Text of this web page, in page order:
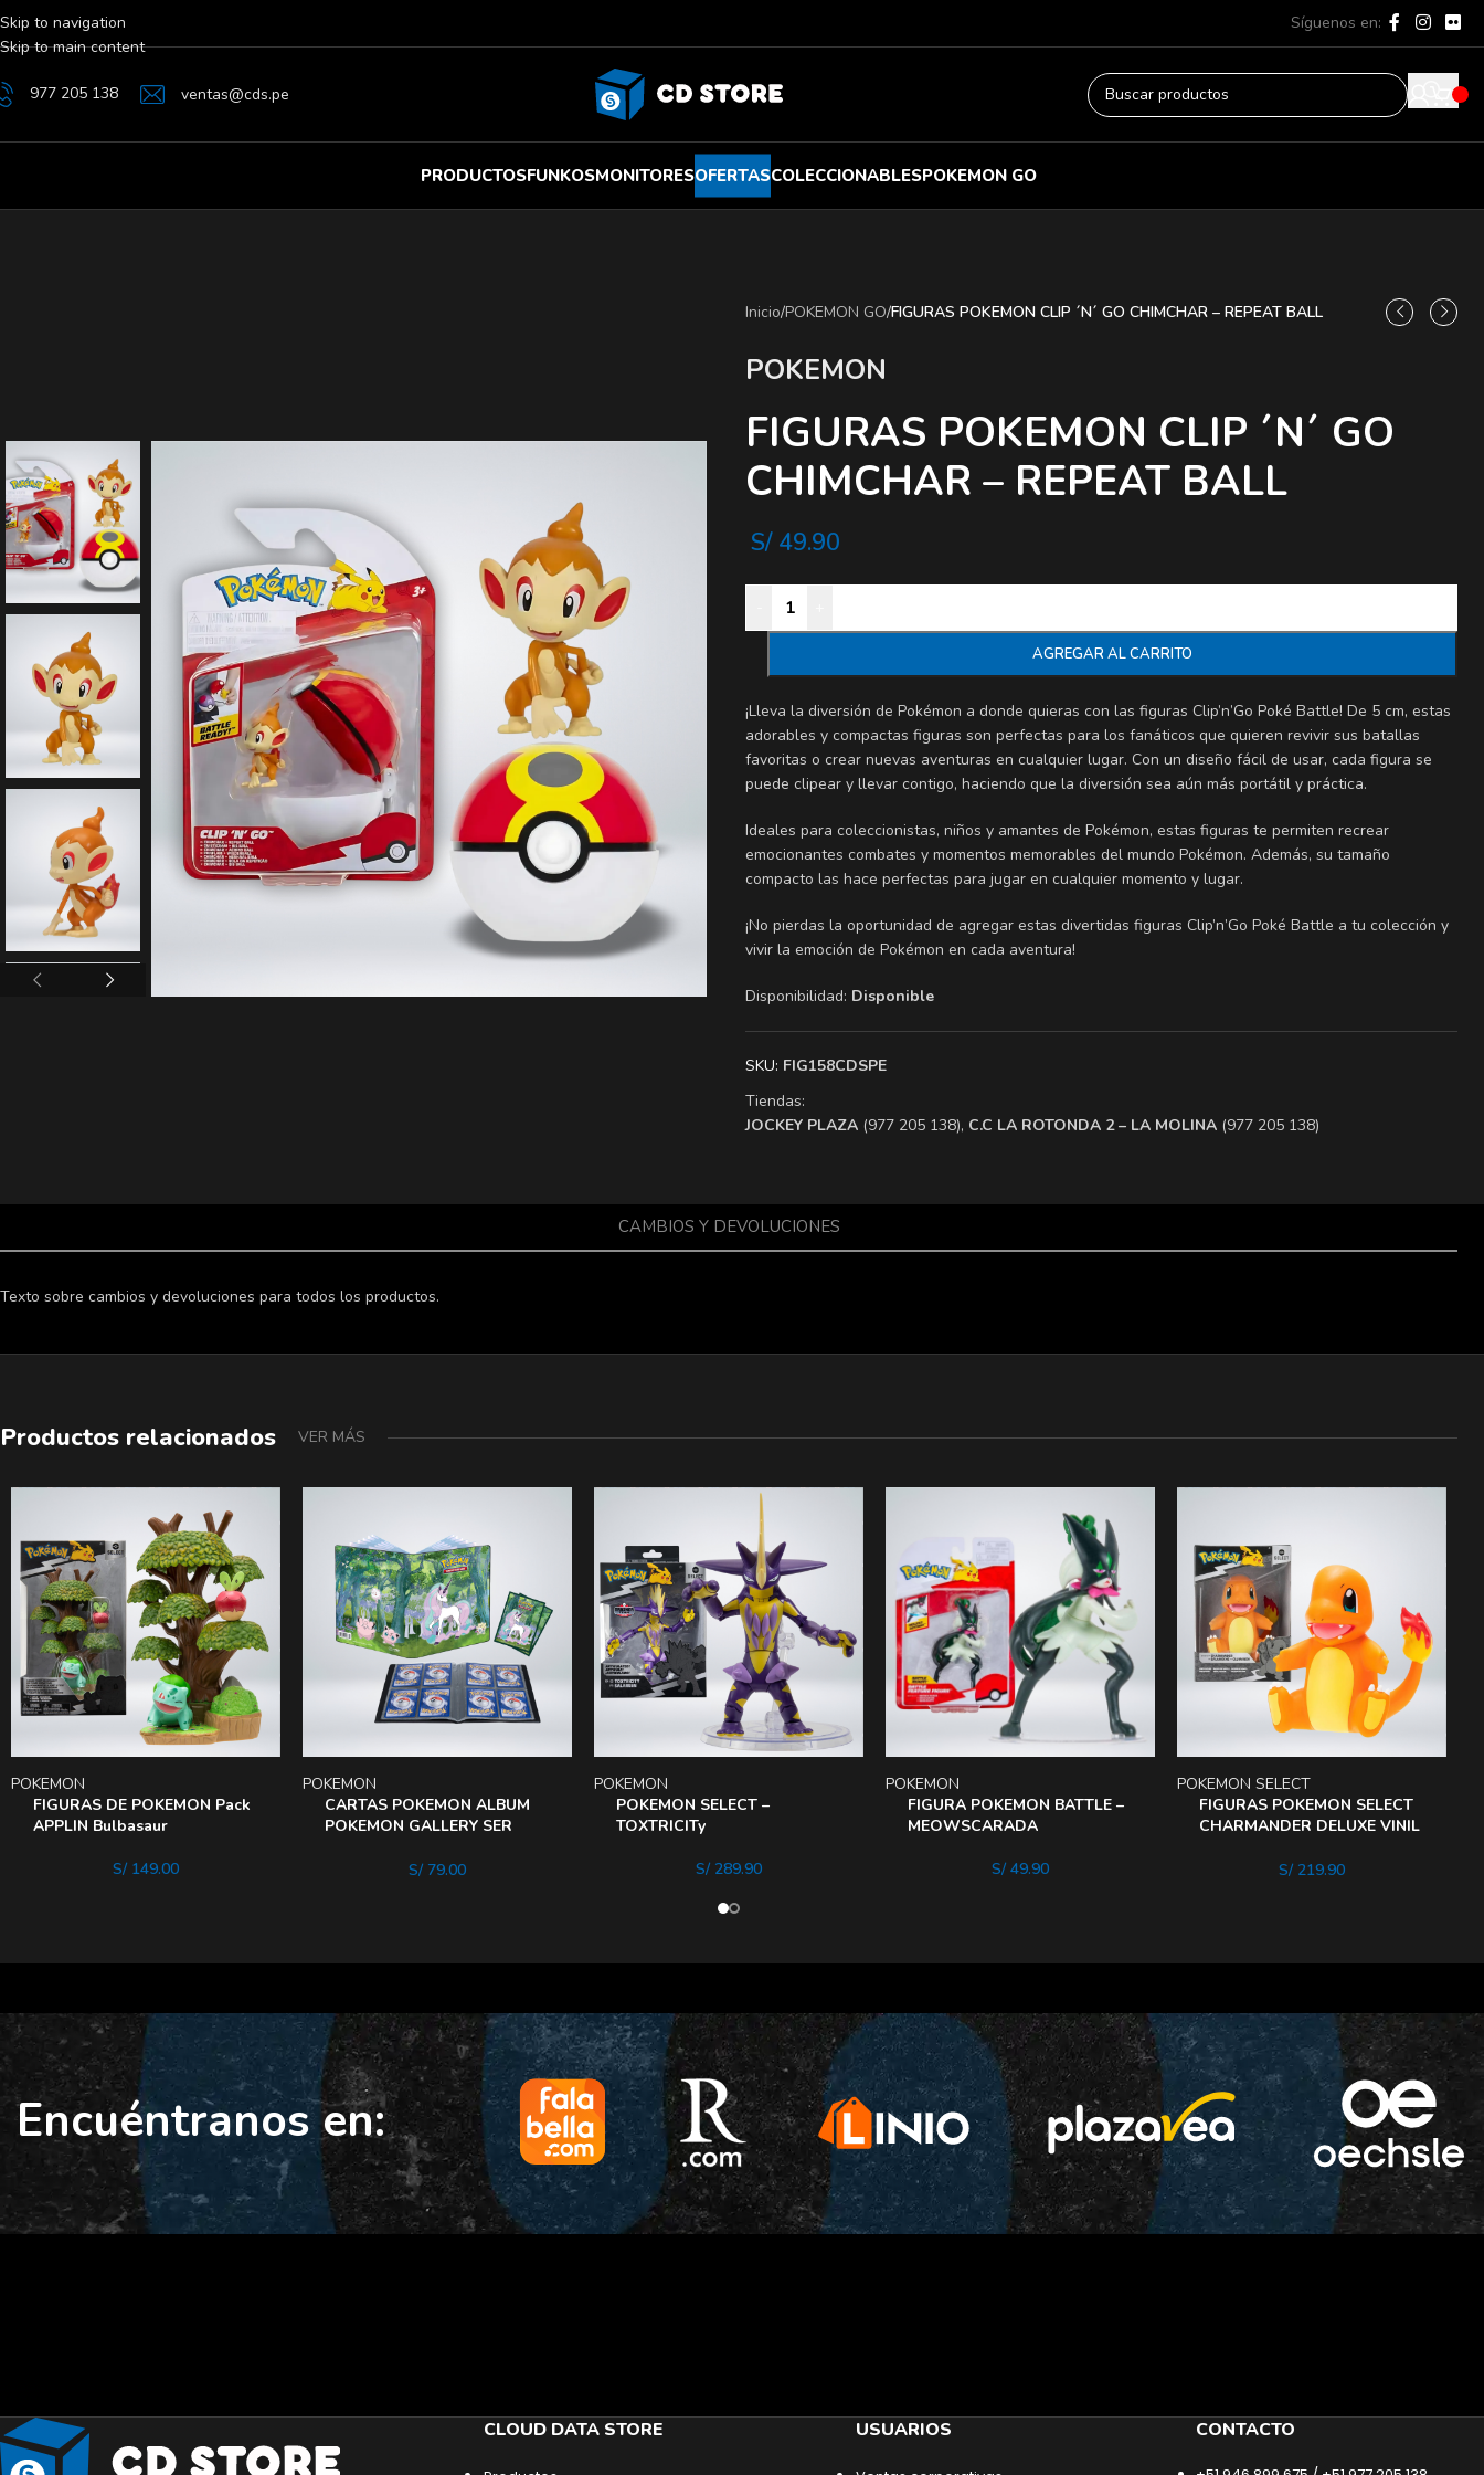
Skip to navigation
Skip to main content
Síguenos en:
977 205 138 ventas@cds.pe
PRODUCTOSFUNKOSMONITORESOFERTASCOLECCIONABLESPOKEMON GO
Inicio/POKEMON GO/FIGURAS POKEMON CLIP ´N´ GO CHIMCHAR – REPEAT BALL
POKEMON
FIGURAS POKEMON CLIP ´N´ GO
CHIMCHAR – REPEAT BALL
S/49.90
AGREGAR AL CARRITO
¡Lleva la diversión de Pokémon a donde quieras con las figuras Clip’n’Go Poké Battle! De 5 cm, estas
adorables y compactas figuras son perfectas para los fanáticos que quieren revivir sus batallas
favoritas o crear nuevas aventuras en cualquier lugar. Con un diseño fácil de usar, cada figura se
puede clipear y llevar contigo, haciendo que la diversión sea aún más portátil y práctica.
Ideales para coleccionistas, niños y amantes de Pokémon, estas figuras te permiten recrear
emocionantes combates y momentos memorables del mundo Pokémon. Además, su tamaño
compacto las hace perfectas para jugar en cualquier momento y lugar.
¡No pierdas la oportunidad de agregar estas divertidas figuras Clip’n’Go Poké Battle a tu colección y
vivir la emoción de Pokémon en cada aventura!
Disponibilidad: Disponible
SKU: FIG158CDSPE
Tiendas:
​JOCKEY PLAZA (977 205 138), ​C.C LA ROTONDA 2 – LA MOLINA (977 205 138)
CAMBIOS Y DEVOLUCIONES
Texto sobre cambios y devoluciones para todos los productos.
Productos relacionados VER MÁS
FIGURAS DE POKEMON Pack
APPLIN Bulbasaur
POKEMON
S/149.00
CARTAS POKEMON ALBUM
POKEMON GALLERY SER
POKEMON
S/79.00
POKEMON SELECT –
TOXTRICITy
POKEMON
S/289.90
FIGURA POKEMON BATTLE –
MEOWSCARADA
POKEMON
S/49.90
FIGURAS POKEMON SELECT
CHARMANDER DELUXE VINIL
POKEMON SELECT
S/219.90
Encuéntranos en:
CLOUD DATA STORE USUARIOS CONTACTO